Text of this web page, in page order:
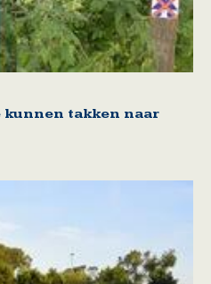
kunnen takken naar